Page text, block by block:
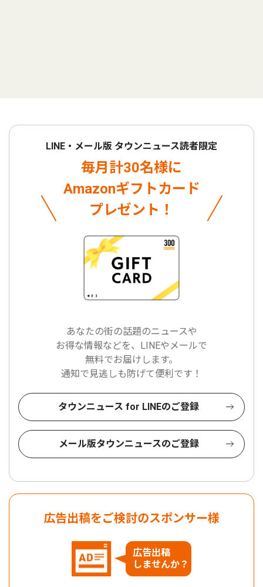
LINE・メール版 タウンニュース読者限定
毎月計30名様に
Amazonギフトカード
プレゼント！
あなたの街の話題のニュースや
お得な情報などを、LINEやメールで
無料でお届けします。
通知で見逃しも防げて便利です！
タウンニュース for LINEのご登録
メール版タウンニュースのご登録
広告出稿をご検討のスポンサー様
広告出稿
しませんか？